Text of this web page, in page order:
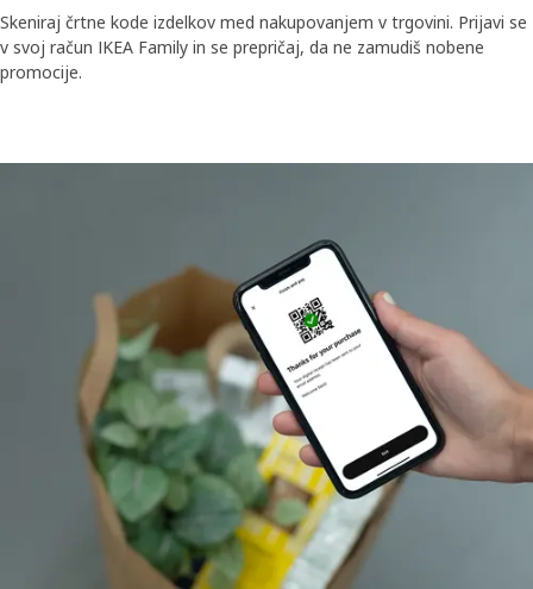
Skeniraj črtne kode izdelkov med nakupovanjem v trgovini. Prijavi se
v svoj račun IKEA Family in se prepričaj, da ne zamudiš nobene
promocije.